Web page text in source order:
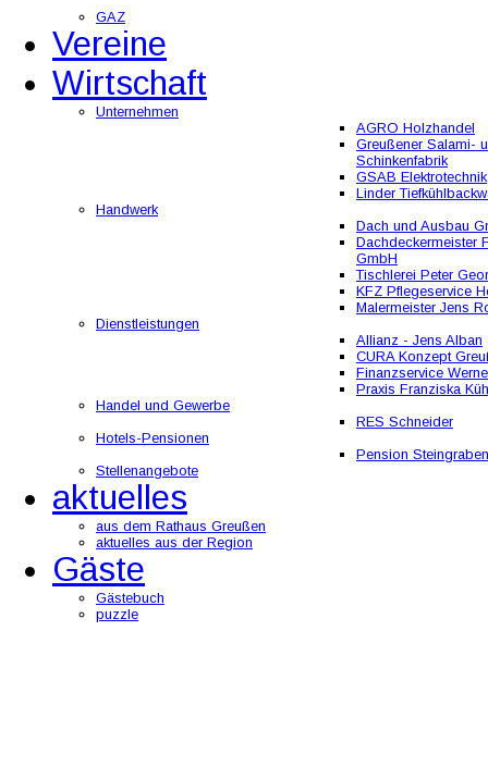
GAZ
Vereine
Wirtschaft
Unternehmen
AGRO Holzhandel
Greußener Salami-
Schinkenfabrik
GSAB Elektrotechnik
Linder
Handwerk
Dach und Ausbau
Dachdeckermeister
GmbH
Tischlerei Peter
KFZ Pflegeservice
Malermeister Jens
Dienstleistungen
Allianz - Jens Alban
CURA Konzept
Finanzservice
Praxis Franziska
Handel und Gewerbe
RES Schneider
Hotels-Pensionen
Pension Steingraben
Stellenangebote
aktuelles
aus dem Rathaus Greußen
aktuelles aus der Region
Gäste
Gästebuch
puzzle